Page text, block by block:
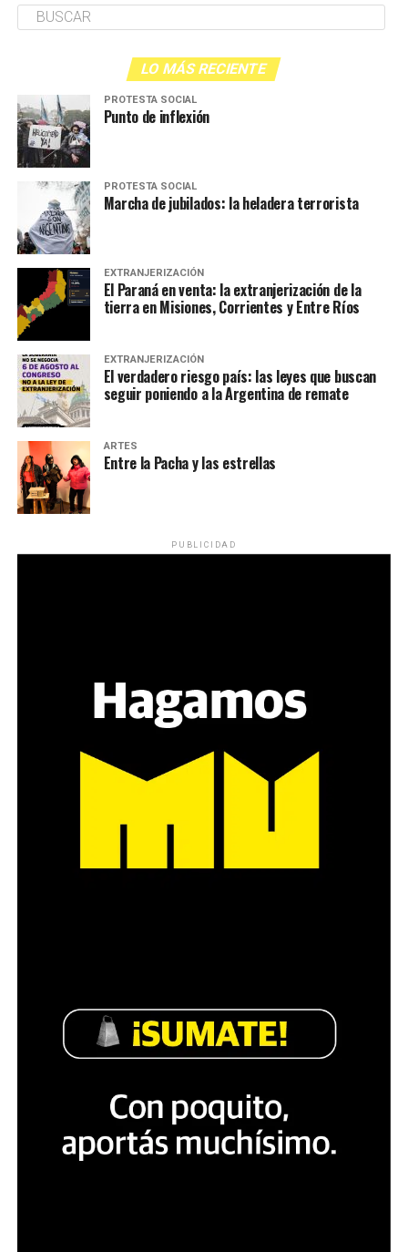
LO MÁS RECIENTE
PROTESTA SOCIAL
Punto de inflexión
PROTESTA SOCIAL
Marcha de jubilados: la heladera terrorista
EXTRANJERIZACIÓN
El Paraná en venta: la extranjerización de la
tierra en Misiones, Corrientes y Entre Ríos
EXTRANJERIZACIÓN
El verdadero riesgo país: las leyes que buscan
seguir poniendo a la Argentina de remate
ARTES
Entre la Pacha y las estrellas
PUBLICIDAD